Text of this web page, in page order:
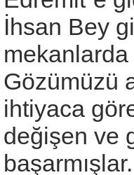
İhsan Bey
mekanlarda
Gözümüzü
ihtiyaca
değişen ve